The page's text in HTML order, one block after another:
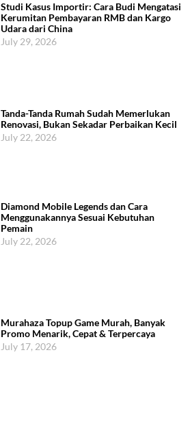
Studi Kasus Importir: Cara Budi Mengatasi
Kerumitan Pembayaran RMB dan Kargo
Udara dari China
July 29, 2026
Tanda-Tanda Rumah Sudah Memerlukan
Renovasi, Bukan Sekadar Perbaikan Kecil
July 22, 2026
Diamond Mobile Legends dan Cara
Menggunakannya Sesuai Kebutuhan
Pemain
July 22, 2026
Murahaza Topup Game Murah, Banyak
Promo Menarik, Cepat & Terpercaya
July 17, 2026